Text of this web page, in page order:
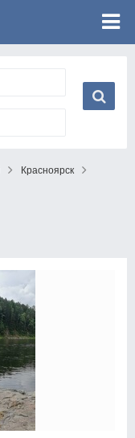
Красноярск